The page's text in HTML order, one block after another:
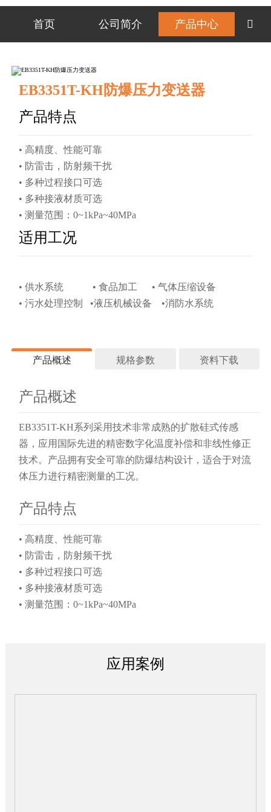
首页 公司简介 产品中心 
EB3351T-KH防爆压力变送器
产品特点
• 高精度、性能可靠
• 防雷击，防射频干扰
• 多种过程接口可选
• 多种接液材质可选
• 测量范围：0~1kPa~40MPa
适用工况
• 供水系统 • 食品加工 • 气体压缩设备
• 污水处理控制 •液压机械设备 •消防水系统
产品概述 规格参数 资料下载
产品概述
EB3351T-KH系列采用技术非常成熟的扩散硅式传感
器，应用国际先进的精密数字化温度补偿和非线性修正
技术。产品拥有安全可靠的防爆结构设计，适合于对流
体压力进行精密测量的工况。
产品特点
• 高精度、性能可靠
• 防雷击，防射频干扰
• 多种过程接口可选
• 多种接液材质可选
• 测量范围：0~1kPa~40MPa
技术参数
性能指标
测量类型 表压（可测
长期稳定性
安装位置影响
温度漂移
响应时间
产品资料
EB3351TKH压力变送
器.pdf
产品资料
EB3351TKH压力变送
器.pdf
应用案例